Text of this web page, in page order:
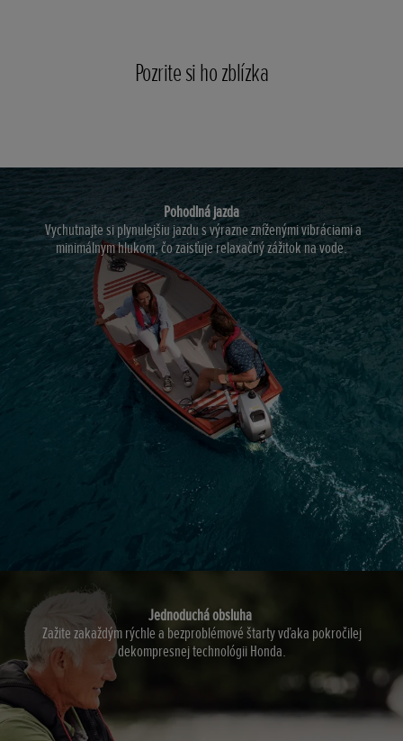
Pozrite si ho zblízka
Pohodlná jazda
Vychutnajte si plynulejšiu jazdu s výrazne zníženými vibráciami a
minimálnym hlukom, čo zaisťuje relaxačný zážitok na vode.
Jednoduchá obsluha
Zažite zakaždým rýchle a bezproblémové štarty vďaka pokročilej
dekompresnej technológii Honda.